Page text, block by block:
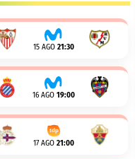
15 AGO 21:30
16 AGO 19:00
17 AGO 21:00